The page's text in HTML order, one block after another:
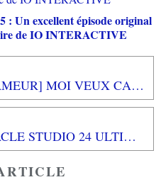
Un excellent épisode original
de IO INTERACTIVE
[REVUE LIVRE PAPA GAMEUR] MOI VEUX CA! de Stéphanie BLAKE aux éditions L'ECOLE DES LOISIRS
[TEST LOGICIEL] PINNACLE STUDIO 24 ULTIMATE PC